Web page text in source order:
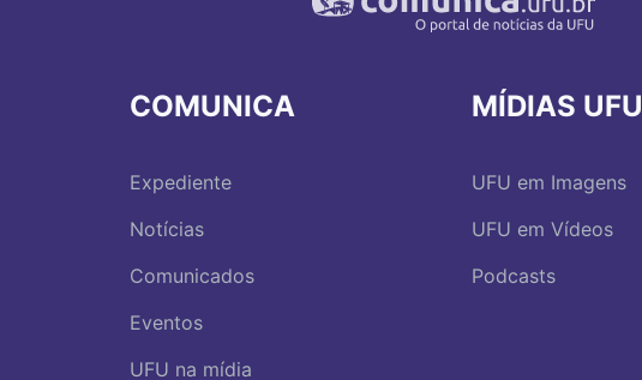
COMUNICA
Expediente
Notícias
Comunicados
Eventos
UFU na mídia
MÍDIAS UFU
UFU em Imagens
UFU em Vídeos
Podcasts